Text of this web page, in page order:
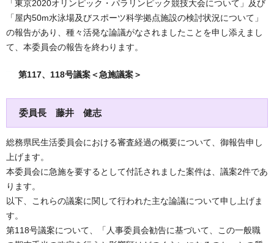
「東京2020オリンピック・パラリンピック競技大会について」及び
「屋内50m水泳場及びスポーツ科学拠点施設の検討状況について」
の報告があり、種々活発な論議がなされましたことを申し添えまし
て、本委員会の報告を終わります。
第117、118号議案＜急施議案＞
委員長 藤井 健志
総務県民生活委員会における審査経過の概要について、御報告申し
上げます。
本委員会に急施を要するとして付託されました案件は、議案2件であ
ります。
以下、これらの議案に関して行われた主な論議について申し上げま
す。
第118号議案について、「人事委員会勧告に基づいて、この一般職